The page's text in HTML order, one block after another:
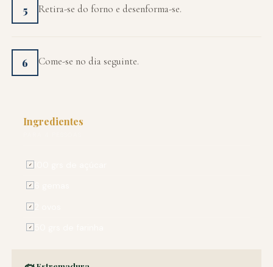
5 Retira-se do forno e desenforma-se.
6 Come-se no dia seguinte.
Ingredientes
✓
✓
✓
✓